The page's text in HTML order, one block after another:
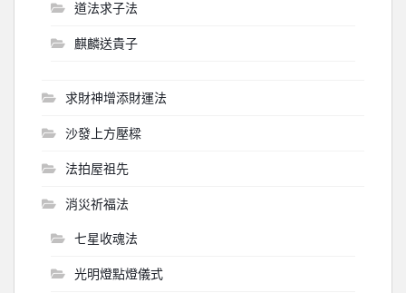
道法求子法
麒麟送貴子
求財神增添財運法
沙發上方壓樑
法拍屋祖先
消災祈福法
七星收魂法
光明燈點燈儀式